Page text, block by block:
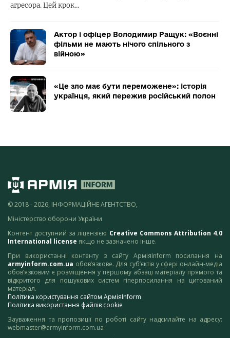
агресора. Цей крок…
Актор і офіцер Володимир Ращук: «Воєнні
фільми не мають нічого спільного з
війною»
«Це зло має бути переможене»: історія
українця, який пережив російський полон
© 2018 - 2026, ІНФОРМАЦІЙНЕ АГЕНТСТВО,
Міністерство оборони України
Контент доступний за ліцензією Creative Commons Attribution 4.0
International license якщо не зазначено інше.
При використанні контенту з сайту АрміяInform посилання на
armyinform.com.ua обов’язкове. Для суб’єктів у сфері онлайн-медіа
обов’язковим є розміщення у першому абзаці матеріалу прямого та
відкритого для пошукових систем гіперпосилання на цитований
матеріал.
Політика користування сайтом АрміяInform
Політика використання файлів cookie
Зауваження та пропозиції по роботі сайту надсилайте на адресу:
webmaster@armyinform.com.ua